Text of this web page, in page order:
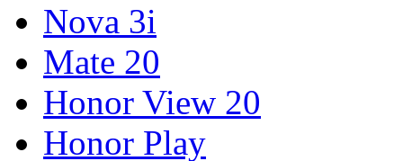
Nova 3i
Mate 20
Honor View 20
Honor Play